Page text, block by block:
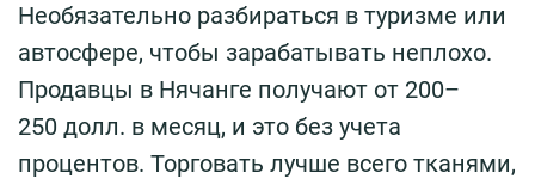
Необязательно разбираться в туризме или
автосфере, чтобы зарабатывать неплохо.
Продавцы в Нячанге получают от 200–
250 долл. в месяц, и это без учета
процентов. Торговать лучше всего тканями,